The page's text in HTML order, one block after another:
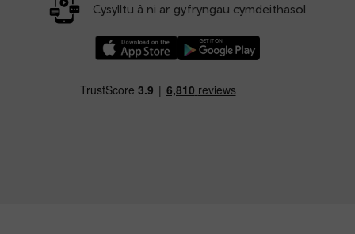
Cysylltu â ni ar gyfryngau cymdeithasol